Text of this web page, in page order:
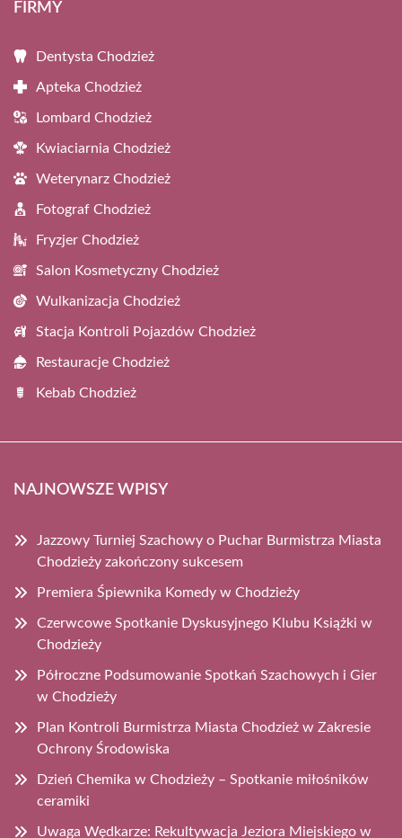
FIRMY
Dentysta Chodzież
Apteka Chodzież
Lombard Chodzież
Kwiaciarnia Chodzież
Weterynarz Chodzież
Fotograf Chodzież
Fryzjer Chodzież
Salon Kosmetyczny Chodzież
Wulkanizacja Chodzież
Stacja Kontroli Pojazdów Chodzież
Restauracje Chodzież
Kebab Chodzież
NAJNOWSZE WPISY
Jazzowy Turniej Szachowy o Puchar Burmistrza Miasta
Chodzieży zakończony sukcesem
Premiera Śpiewnika Komedy w Chodzieży
Czerwcowe Spotkanie Dyskusyjnego Klubu Książki w
Chodzieży
Półroczne Podsumowanie Spotkań Szachowych i Gier
w Chodzieży
Plan Kontroli Burmistrza Miasta Chodzież w Zakresie
Ochrony Środowiska
Dzień Chemika w Chodzieży – Spotkanie miłośników
ceramiki
Uwaga Wędkarze: Rekultywacja Jeziora Miejskiego w